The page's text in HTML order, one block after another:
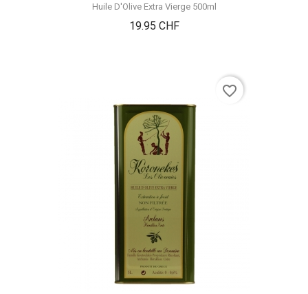
Huile D'Olive Extra Vierge 500ml
19.95 CHFPrix
favorite_border